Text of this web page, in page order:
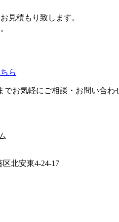
見積もり致します。
ら
お気軽にご相談・お問い合わ
北安東4-24-17